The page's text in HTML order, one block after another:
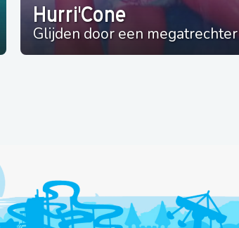
Hurri'Cone
Glijden door een megatrechter